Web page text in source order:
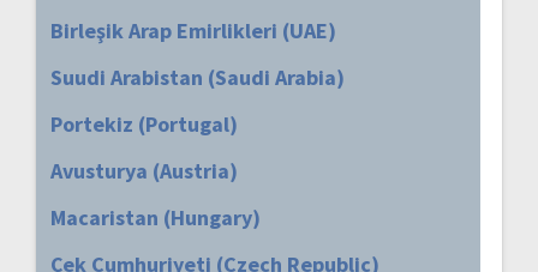
Birleşik Arap Emirlikleri (UAE)
Suudi Arabistan (Saudi Arabia)
Portekiz (Portugal)
Avusturya (Austria)
Macaristan (Hungary)
Çek Cumhuriyeti (Czech Republic)